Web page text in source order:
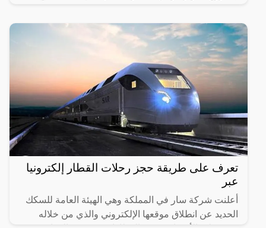
تعرف على طريقة حجز رحلات القطار إلكترونيا
عبر
أعلنت شركة سار في المملكة وهي الهيئة العامة للسكك
الحديد عن انطلاق موقعها الإلكتروني والذي من خلاله